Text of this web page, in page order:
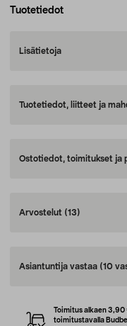
Tuotetiedot
Lisätietoja
Tuotetiedot, liitteet ja
Ostotiedot, toimitukset ja
Arvostelut (13)
Asiantuntija vastaa (10
Toimitus alkaen 3,90
toimitustavalla